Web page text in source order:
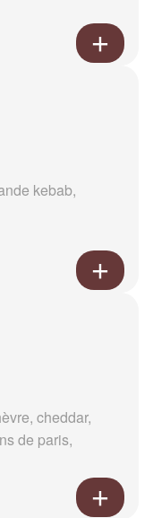
kebab,
cheddar,
de paris,